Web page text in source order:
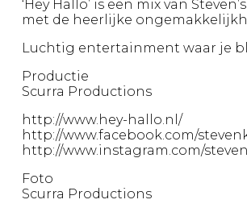
‘Hey Hallo’ is een mix van
met de heerlijke
Luchtig entertainment waar je
Productie
Scurra Productions
http://www.hey-hallo.nl/
http://www.facebook.com/
http://www.instagram.com/
Foto
Scurra Productions